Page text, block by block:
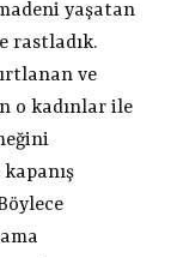
yaşatan
rastladık.
ve
o kadınlar ile